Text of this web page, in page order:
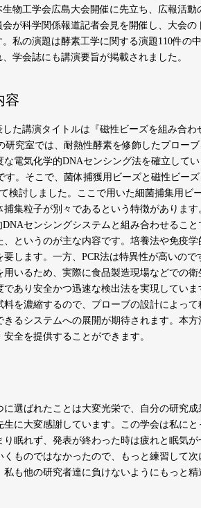
生物工学会広島大会開催に先立ち、広報活
会が科学関係報道記者会見を開催し、大会
。私の演題は酵素工学に関する演題110件の
、学会誌にも講演要旨が掲載されました。
容
した講演タイトルは『磁性ビーズを組み合わ
究室では、耐熱性酵素を修飾したプロー
電気化学的DNAセンシング法を確立して
。そこで、菌体捕獲用ビーズと磁性ビー
検討しました。ここで用いた細菌捕集用ビ
集粒子が別々であるという特徴がありま
センシングシステムと組み合わせるこ
というのが主な内容です。培養法や免疫
します。一方、PCR法は特異性が高いの
いるため、実際に食品製造現場などでの
あり安全かつ迅速な検出法を実現してい
を濃縮するので、プローブの設計によっ
るシステムへの展開が期待されます。本
全を提供することができます。
選ばれたことは大変光栄で、自分の研究
に大変感謝しています。この学会は私に
眠れず、発表が終わった時は疲れと眠気
ものではなかったので、もっと練習して
も他の研究者達に負けないようにもっと